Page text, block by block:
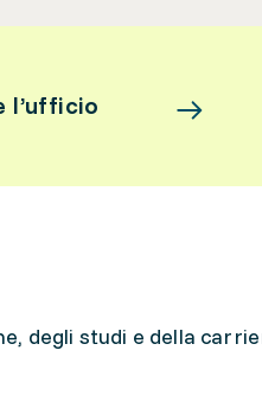
l’ufficio
degli studi e della